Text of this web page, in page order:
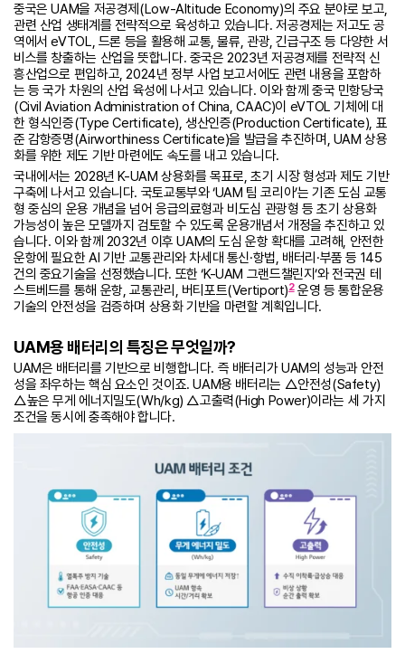
중국은 UAM을 저공경제(Low-Altitude Economy)의 주요 분야로 보고,
관련 산업 생태계를 전략적으로 육성하고 있습니다. 저공경제는 저고도 공
역에서 eVTOL, 드론 등을 활용해 교통, 물류, 관광, 긴급구조 등 다양한 서
비스를 창출하는 산업을 뜻합니다. 중국은 2023년 저공경제를 전략적 신
흥산업으로 편입하고, 2024년 정부 사업 보고서에도 관련 내용을 포함하
는 등 국가 차원의 산업 육성에 나서고 있습니다. 이와 함께 중국 민항당국
(Civil Aviation Administration of China, CAAC)이 eVTOL 기체에 대
한 형식인증(Type Certificate), 생산인증(Production Certificate), 표
준 감항증명(Airworthiness Certificate)을 발급을 추진하며, UAM 상용
화를 위한 제도 기반 마련에도 속도를 내고 있습니다.
국내에서는 2028년 K-UAM 상용화를 목표로, 초기 시장 형성과 제도 기반
구축에 나서고 있습니다. 국토교통부와 ‘UAM 팀 코리아’는 기존 도심 교통
형 중심의 운용 개념을 넘어 응급의료형과 비도심 관광형 등 초기 상용화
가능성이 높은 모델까지 검토할 수 있도록 운용개념서 개정을 추진하고 있
습니다. 이와 함께 2032년 이후 UAM의 도심 운항 확대를 고려해, 안전한
운항에 필요한 AI 기반 교통관리와 차세대 통신·항법, 배터리·부품 등 145
건의 중요기술을 선정했습니다. 또한 ‘K-UAM 그랜드챌린지’와 전국권 테
스트베드를 통해 운항, 교통관리, 버티포트(Vertiport)2운영 등 통합운용
기술의 안전성을 검증하며 상용화 기반을 마련할 계획입니다.
UAM용 배터리의 특징은 무엇일까?
UAM은 배터리를 기반으로 비행합니다. 즉 배터리가 UAM의 성능과 안전
성을 좌우하는 핵심 요소인 것이죠. UAM용 배터리는 △안전성(Safety)
△높은 무게 에너지밀도(Wh/kg) △고출력(High Power)이라는 세 가지
조건을 동시에 충족해야 합니다.